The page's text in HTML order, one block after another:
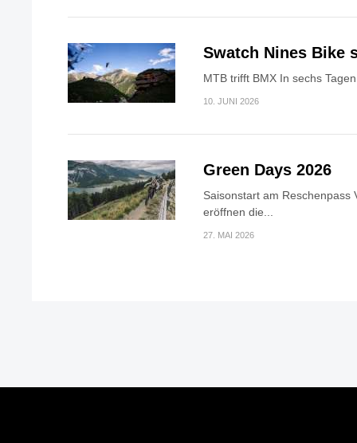
Swatch Nines Bike
MTB trifft BMX In sechs
10. JUNI 2026
Green Days 2026
Saisonstart am Reschenpass
eröffnen die...
27. MAI 2026